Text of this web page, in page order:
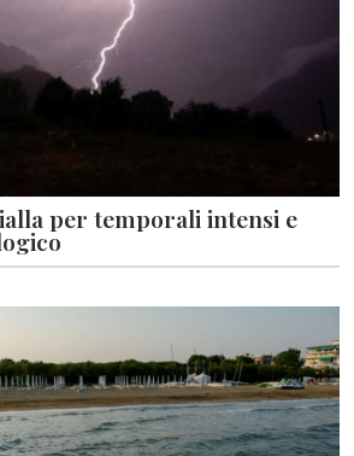
per temporali intensi e